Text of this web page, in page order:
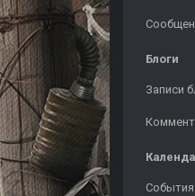
Блоги
Записи
События